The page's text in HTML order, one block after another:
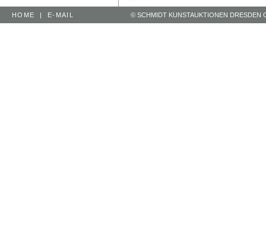
HOME | E-MAIL © SCHMIDT KUNSTAUKTIONEN DRESDEN